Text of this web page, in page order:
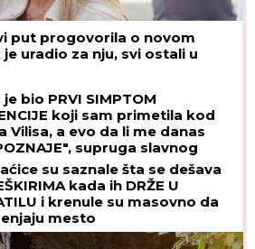
put progovorila o novom
uradio za nju, svi ostali u
bio PRVI SIMPTOM
koji sam primetila kod
Vilisa, a evo da li me danas
supruga slavnog
otkrila nove detalje - OSEĆAJ
je non stop prati
su saznale šta se dešava
kada ih DRŽE U
i krenule su masovno da
mesto